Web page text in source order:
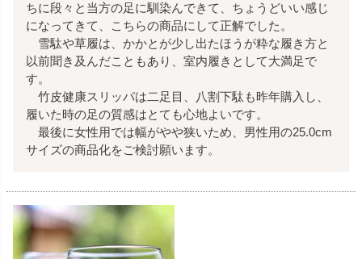
ちに段々と当方の足に馴染んできて、ちょうどいい感じ
になってきて、こちらの商品にして正解でした。
雪駄や草履は、かかとが少し出たほうが粋な履き方と
以前聞き及んだこともあり、室内履きとして大満足で
す。
竹皮健康スリッパは二足目、八割下駄も昨年購入し、
履いた時の足の質感はとても心地よいです。
最後に女性用では幅がやや狭いため、男性用の25.0cm
サイズの商品化をご検討願います。